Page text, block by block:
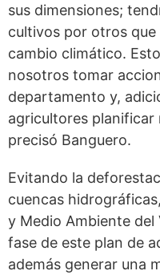
sus dimensiones;
cultivos por otros
cambio climático.
nosotros tomar
departamento y,
agricultores planificar
precisó Banguero.
Evitando la
cuencas
y Medio Ambiente del
fase de este plan de
además generar una